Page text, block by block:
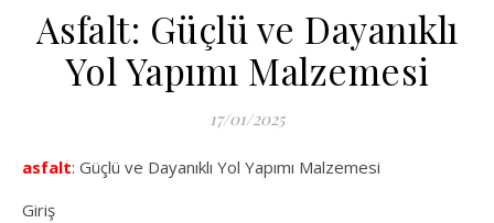
Asfalt: Güçlü ve Dayanıklı
Yol Yapımı Malzemesi
17/01/2025
asfalt: Güçlü ve Dayanıklı Yol Yapımı Malzemesi
Giriş